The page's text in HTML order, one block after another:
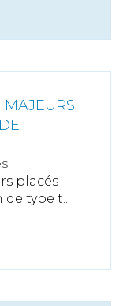
MAJEURS
placés
type t...